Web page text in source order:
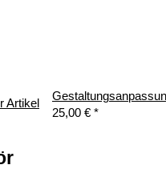
Artikel
25,00 € *